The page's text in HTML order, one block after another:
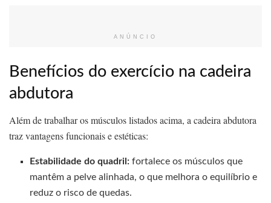
ANÚNCIO
Benefícios do exercício na cadeira
abdutora
Além de trabalhar os músculos listados acima, a cadeira abdutora
traz vantagens funcionais e estéticas:
Estabilidade do quadril: fortalece os músculos que
mantêm a pelve alinhada, o que melhora o equilíbrio e
reduz o risco de quedas.